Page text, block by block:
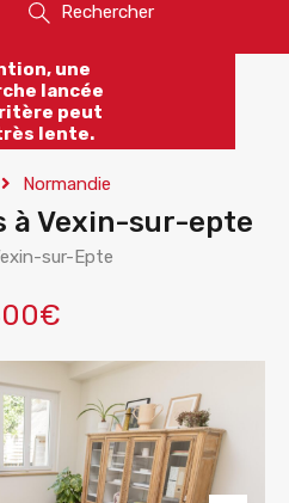
Rechercher
une
lancée
peut
lente.
Normandie
à Vexin-sur-epte
sur-Epte